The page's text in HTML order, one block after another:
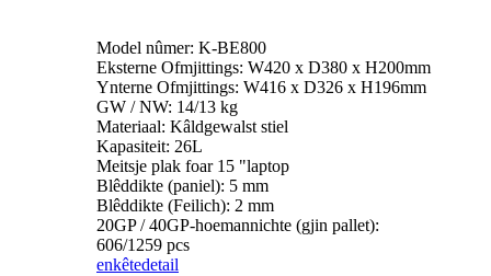
Model nûmer: K-BE800
Eksterne Ofmjittings: W420 x D380 x H200mm
Ynterne Ofmjittings: W416 x D326 x H196mm
GW / NW: 14/13 kg
Materiaal: Kâldgewalst stiel
Kapasiteit: 26L
Meitsje plak foar 15 "laptop
Blêddikte (paniel): 5 mm
Blêddikte (Feilich): 2 mm
20GP / 40GP-hoemannichte (gjin pallet):
606/1259 pcs
enkêtedetail